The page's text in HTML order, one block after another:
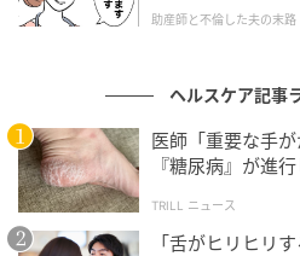
助産師と不倫した夫の末路
ヘルスケア記事
医師「重要な手
『糖尿病』が進
TRILL ニュース
「舌がヒリヒリ